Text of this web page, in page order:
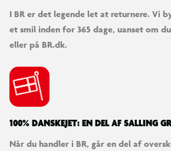
I BR er det legende let at returnere. Vi
et smil inden for 365 dage, uanset om
eller på BR.dk.
100% DANSKEJET: EN DEL AF SALLING
Når du handler i BR, går en del af